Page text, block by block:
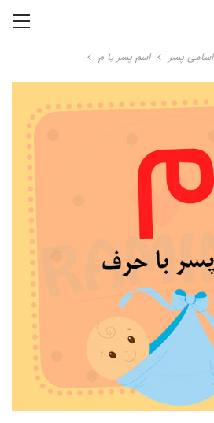
اسامی پسر اسم پسر با م